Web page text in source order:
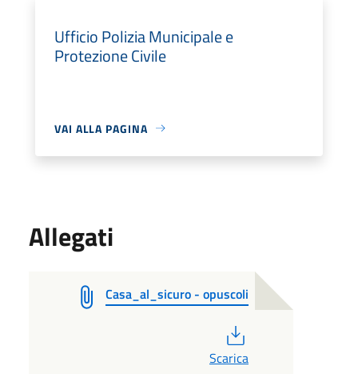
Ufficio Polizia Municipale e
Protezione Civile
VAI ALLA PAGINA
Allegati
Casa_al_sicuro - opuscoli
Scarica